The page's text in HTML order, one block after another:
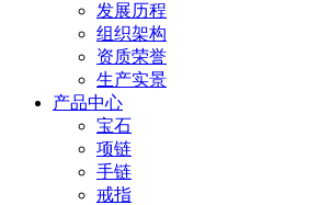
发展历程
组织架构
资质荣誉
生产实景
产品中心
宝石
项链
手链
戒指